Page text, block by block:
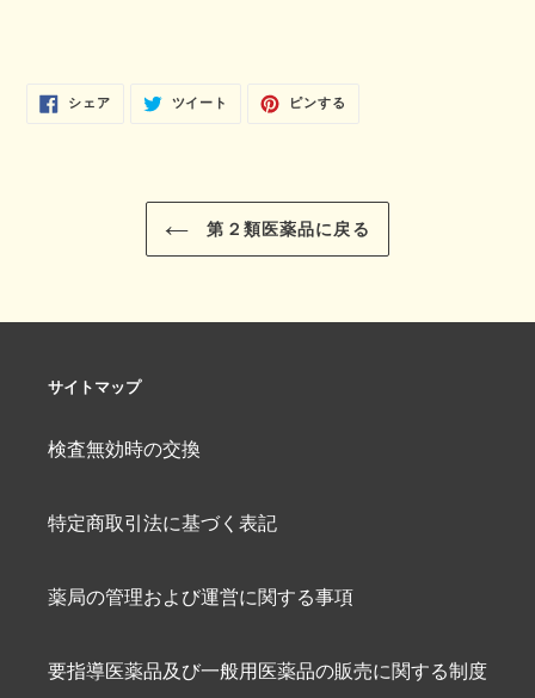
シェアFACEBOOKツイート
TWITTERピンする
第２類医薬品に戻る
サイトマップ
検査無効時の交換
特定商取引法に基づく表記
薬局の管理および運営に関する事項
要指導医薬品及び一般用医薬品の販売に関する制度